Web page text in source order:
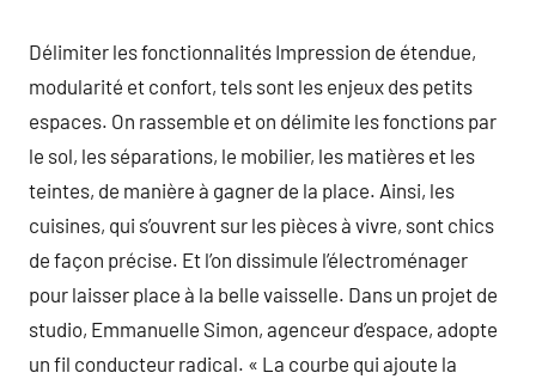
Délimiter les fonctionnalités Impression de étendue,
modularité et confort, tels sont les enjeux des petits
espaces. On rassemble et on délimite les fonctions par
le sol, les séparations, le mobilier, les matières et les
teintes, de manière à gagner de la place. Ainsi, les
cuisines, qui s’ouvrent sur les pièces à vivre, sont chics
de façon précise. Et l’on dissimule l’électroménager
pour laisser place à la belle vaisselle. Dans un projet de
studio, Emmanuelle Simon, agenceur d’espace, adopte
un fil conducteur radical. « La courbe qui ajoute la